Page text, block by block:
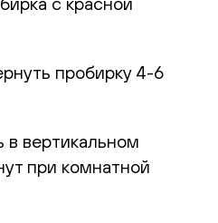
пробирку 4-6
в вертикальном
при комнатной